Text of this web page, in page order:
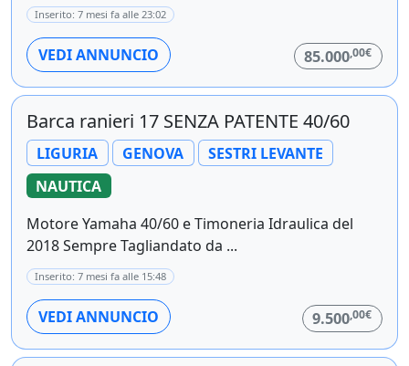
Inserito: 7 mesi fa alle 23:02
VEDI ANNUNCIO 85.000,00€
Barca ranieri 17 SENZA PATENTE 40/60
LIGURIA GENOVA
SESTRI LEVANTE
NAUTICA
Motore Yamaha 40/60 e Timoneria Idraulica del
2018 Sempre Tagliandato da ...
Inserito: 7 mesi fa alle 15:48
VEDI ANNUNCIO 9.500,00€